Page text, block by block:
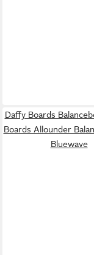
Daffy Boards
Boards Allounder
Bluewave